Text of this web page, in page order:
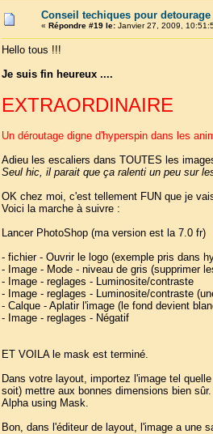
Conseil techiques pour detourage
« Répondre #19 le:Janvier 27, 2009,
Hello tous !!!
Je suis fin heureux ....
EXTRAORDINAIRE
Un déroutage digne d'hyperspin dans les
Adieu les escaliers dans TOUTES les
Seul hic, il parait que ça ralenti un peu sur
OK chez moi, c'est tellement FUN que je
Voici la marche à suivre :
Lancer PhotoShop (ma version est la 7.0 fr)
- fichier - Ouvrir le logo (exemple pris dans
- Image - Mode - niveau de gris (supprimer
- Image - reglages - Luminosite/contraste
- Image - reglages - Luminosite/contraste
- Calque - Aplatir l'image (le fond devient
- Image - reglages - Négatif
ET VOILA le mask est terminé.
Dans votre layout, importez l'image tel
soit) mettre aux bonnes dimensions bien
Alpha using Mask.
Bon, dans l'éditeur de layout, l'image a une